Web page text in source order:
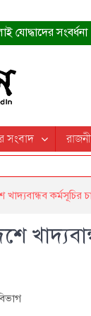
যোদ্ধাদের সংবর্ধনা
ডা. শফিকুর রহমান
করলেন
সান্তোস
প্রধান হলেন
শ্রদ্ধার সাথে
সংবাদ
খাদ্যবান্ধব কর্মসূচির